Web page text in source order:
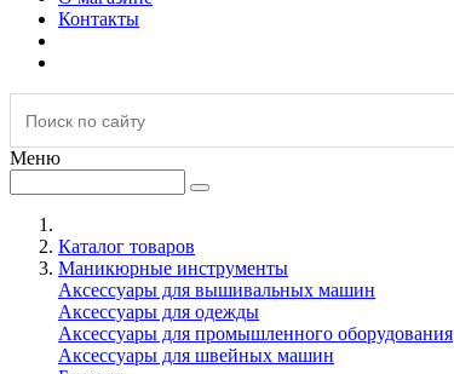
Контакты
Меню
Каталог товаров
Маникюрные инструменты
Аксессуары для вышивальных машин
Аксессуары для одежды
Аксессуары для промышленного оборудования
Аксессуары для швейных машин